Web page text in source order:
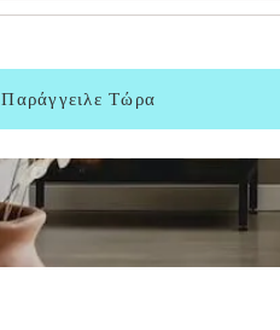
Παράγγειλε Τώρα
7
8